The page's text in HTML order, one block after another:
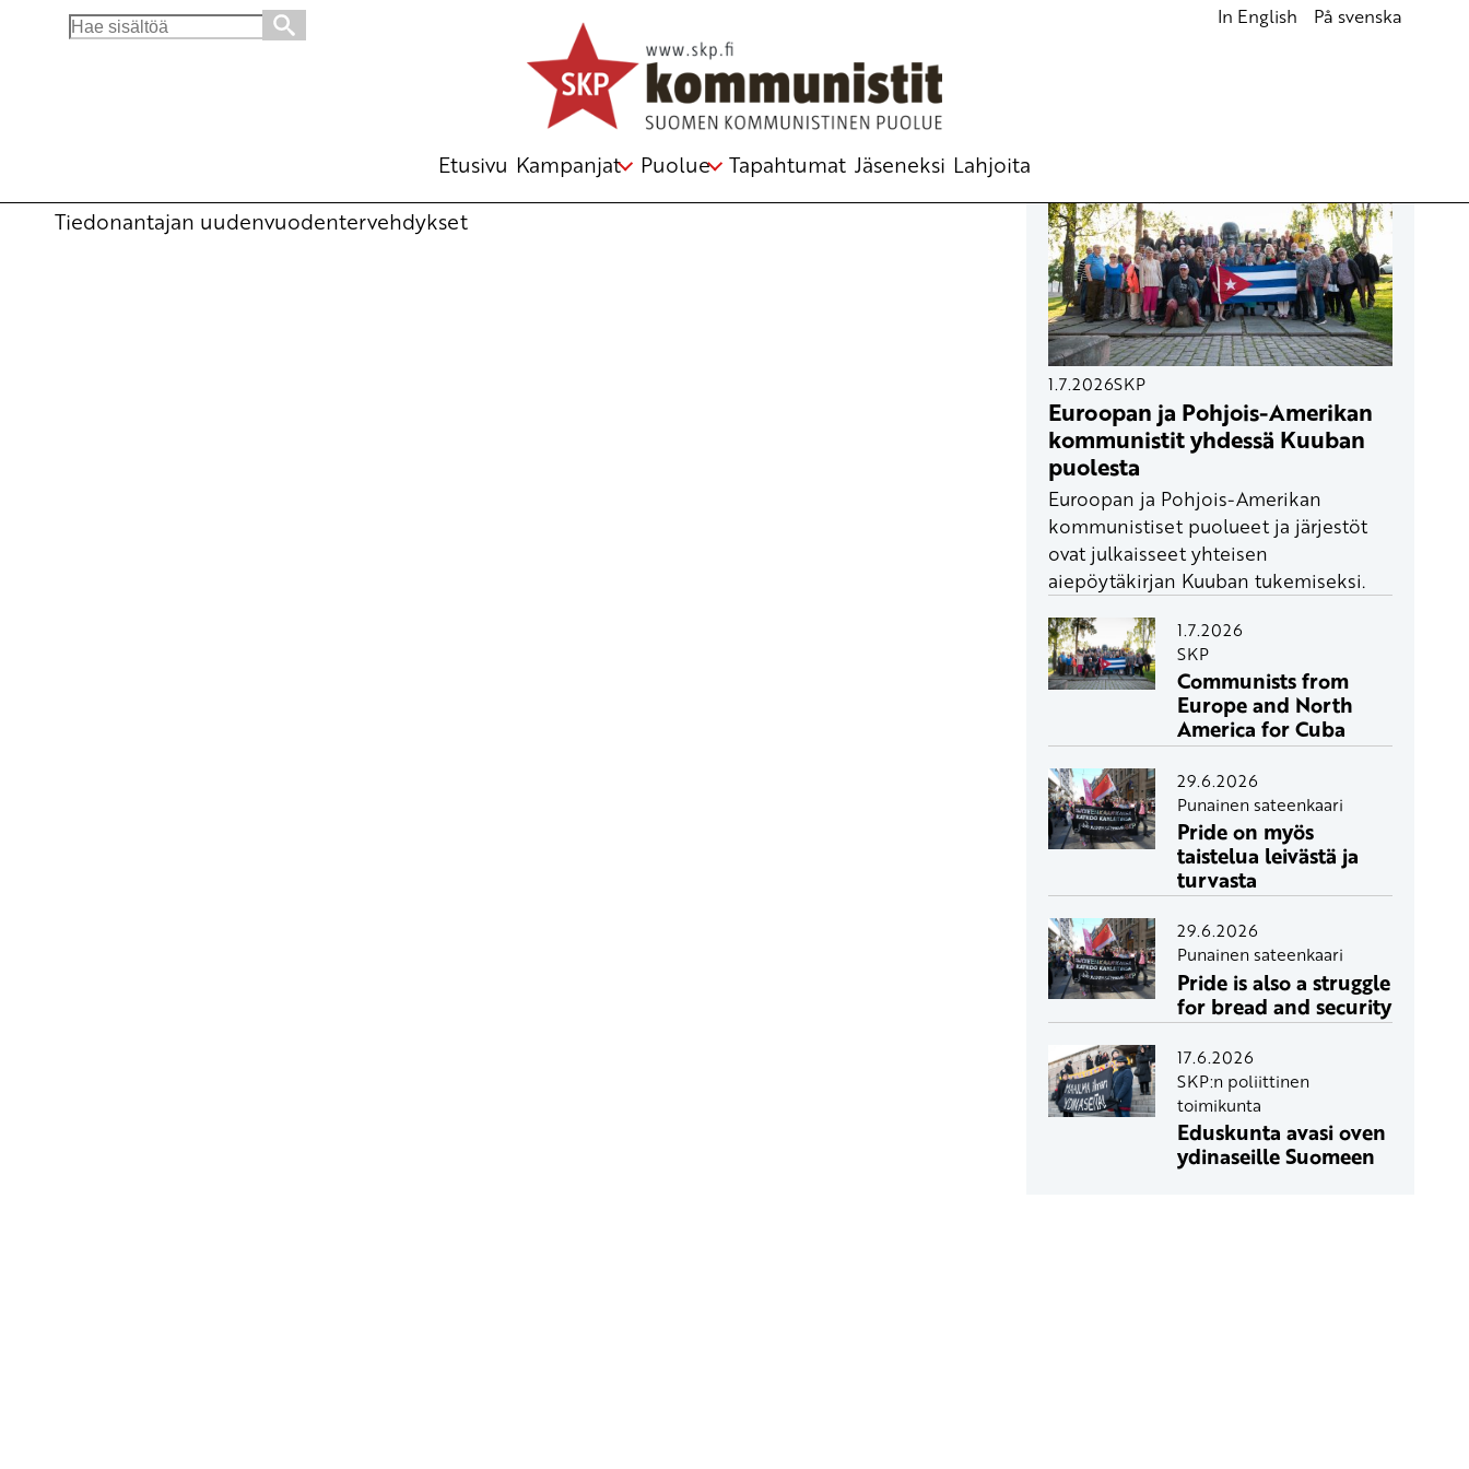
Search
In English På svenska
Etusivu Kampanjat Puolue Tapahtumat Jäseneksi Lahjoita
Tervehdi Tiedonantajassa, tue sananvapautta ja vasemmistopolitiikkaa. Tervehdysten
palautus 17.12. mennessä. Tervehdyksen voi tehdä myös nettisivuilla wwww.tiedonantaja.fi
Tuotu Kirjoitus vanhasta järjestelmästä
Tiedonantajan uudenvuodentervehdykset
1.7.2026SKP
Euroopan ja Pohjois-Amerikan
kommunistit yhdessä Kuuban
puolesta
Euroopan ja Pohjois-Amerikan
kommunistiset puolueet ja järjestöt
ovat julkaisseet yhteisen
aiepöytäkirjan Kuuban tukemiseksi.
1.7.2026
SKP
Communists from
Europe and North
America for Cuba
29.6.2026
Punainen sateenkaari
Pride on myös
taistelua leivästä ja
turvasta
29.6.2026
Punainen sateenkaari
Pride is also a struggle
for bread and security
17.6.2026
SKP:n poliittinen
toimikunta
Eduskunta avasi oven
ydinaseille Suomeen